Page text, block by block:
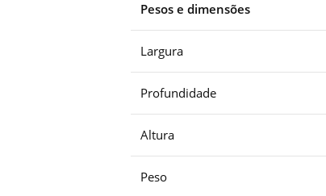
Pesos e dimensões
Largura
Profundidade
Altura
Peso